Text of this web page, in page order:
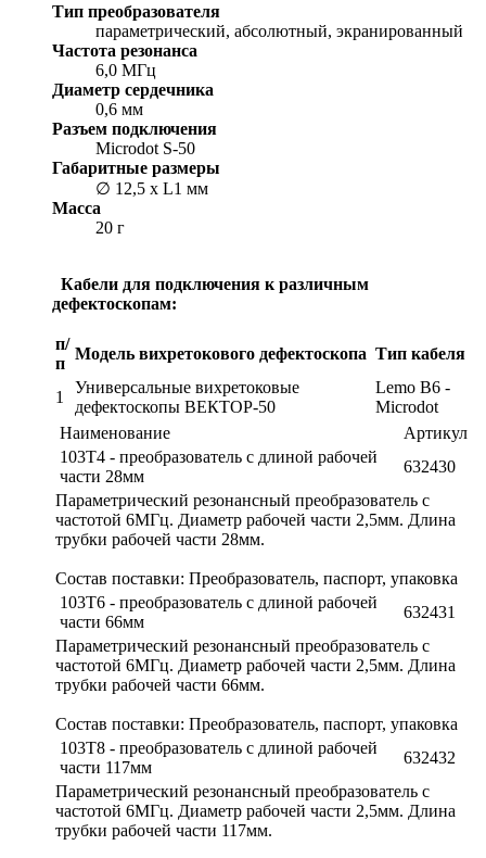
Тип преобразователя
параметрический, абсолютный, экранированный
Частота резонанса
6,0 MГц
Диаметр сердечника
0,6 мм
Разъем подключения
Microdot S-50
Габаритные размеры
∅ 12,5 x L1 мм
Масса
20 г
Кабели для подключения к различным
дефектоскопам:
п/
п
Модель вихретокового дефектоскопа Тип кабеля
1
Универсальные вихретоковые
дефектоскопы ВЕКТОР-50
Lemo B6 -
Microdot
Наименование
Артикул
103Т4 - преобразователь с длиной рабочей
части 28мм
632430
Параметрический резонансный преобразователь с
частотой 6МГц. Диаметр рабочей части 2,5мм. Длина
трубки рабочей части 28мм.
Состав поставки: Преобразователь, паспорт, упаковка
103Т6 - преобразователь с длиной рабочей
части 66мм
632431
Параметрический резонансный преобразователь с
частотой 6МГц. Диаметр рабочей части 2,5мм. Длина
трубки рабочей части 66мм.
Состав поставки: Преобразователь, паспорт, упаковка
103Т8 - преобразователь с длиной рабочей
части 117мм
632432
Параметрический резонансный преобразователь с
частотой 6МГц. Диаметр рабочей части 2,5мм. Длина
трубки рабочей части 117мм.